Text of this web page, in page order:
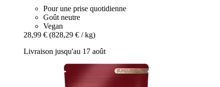
Pour une prise quotidienne
Goût neutre
Vegan
28,99 € (828,29 € / kg)
Livraison jusqu'au 17 août